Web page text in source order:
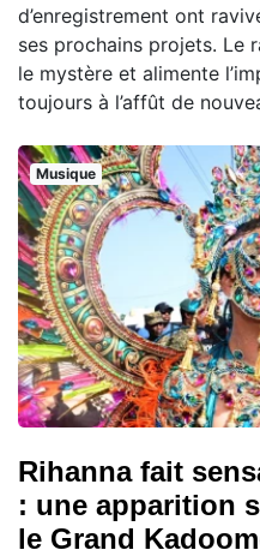
d’enregistrement ont
ses prochains projets. Le
le mystère et alimente
toujours à l’affût de
Musique
Rihanna fait
: une apparition
le Grand